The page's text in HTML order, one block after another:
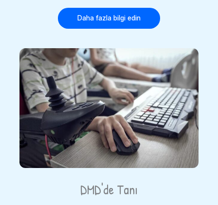
Daha fazla bilgi edin
DMD'de Tanı